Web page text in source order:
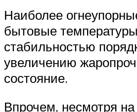
Наиболее
бытовые
стабильностью
увеличению
состояние.
Впрочем, несмотря